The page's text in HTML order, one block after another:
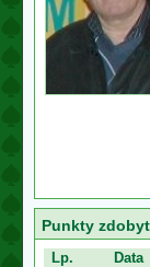
Punkty
Lp.
Data